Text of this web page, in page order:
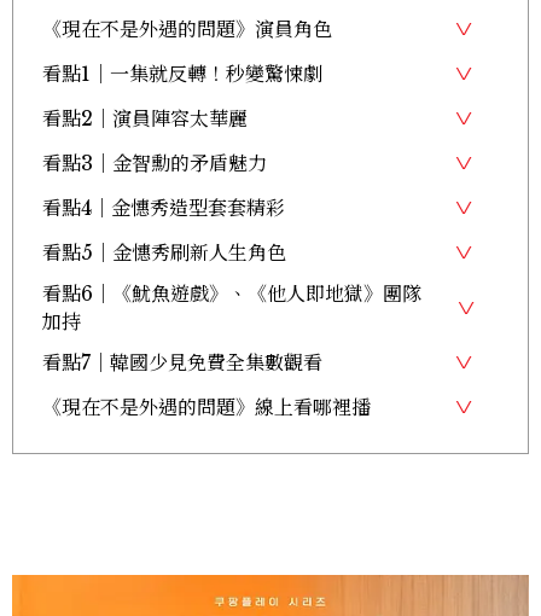
《現在不是外遇的問題》演員角色
看點1｜一集就反轉！秒變驚悚劇
看點2｜演員陣容太華麗
看點3｜金智勳的矛盾魅力
看點4｜金憓秀造型套套精彩
看點5｜金憓秀刷新人生角色
看點6｜《魷魚遊戲》、《他人即地獄》團隊
加持
看點7｜韓國少見免費全集數觀看
《現在不是外遇的問題》線上看哪裡播